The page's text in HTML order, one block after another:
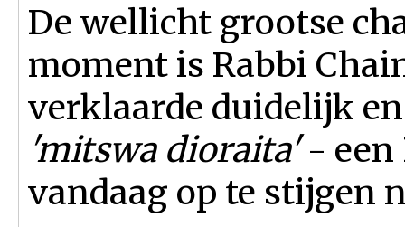
De wellicht grootse
moment is Rabbi
verklaarde duidelijk
'mitswa dioraita'- een
vandaag op te stijgen